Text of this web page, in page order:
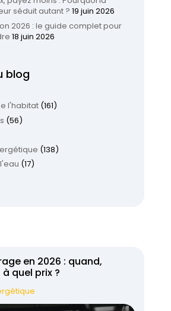
séduit autant ? 19 juin 2026
2026 : le guide complet pour
18 juin 2026
blog
l'habitat(161)
(56)
(138)
(17)
en 2026 : quand,
quel prix ?